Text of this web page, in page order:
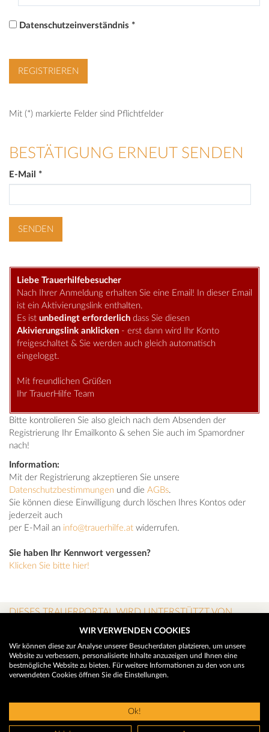
Datenschutzeinverständnis *
Mit (*) markierte Felder sind Pflichtfelder
BESTÄTIGUNG ERNEUT SENDEN
E-Mail *
Liebe Trauerhilfebesucher
Nach Ihrer Anmeldung erhalten Sie eine Email! In dieser Email
ist ein Aktivierungslink enthalten.
Es ist unbedingt erforderlich dass Sie diesen
Akivierungslink anklicken - erst dann wird Ihr Konto
freigeschaltet & Sie werden auch gleich automatisch
eingeloggt.
Mit freundlichen Grüßen
Ihr TrauerHilfe Team
Bitte kontrolieren Sie also gleich nach dem Absenden der
Registrierung Ihr Emailkonto & sehen Sie auch im Spamordner
nach!
Information:
Mit der Registrierung akzeptieren Sie unsere
Datenschutzbestimmungen und die AGBs.
Sie können diese Einwilligung durch löschen Ihres Kontos oder
jederzeit auch
per E-Mail an info@trauerhilfe.at widerrufen.
Sie haben Ihr Kennwort vergessen?
Klicken Sie bitte hier!
DIESES TRAUERPORTAL WIRD UNTERSTÜTZT VON
WIR VERWENDEN COOKIES
Wir können diese zur Analyse unserer Besucherdaten platzieren, um unsere
Website zu verbessern, personalisierte Inhalte anzuzeigen und Ihnen eine
bestmögliche Website zu bieten. Für weitere Informationen zu den von uns
verwendeten Cookies öffnen Sie die Einstellungen.
Ok!